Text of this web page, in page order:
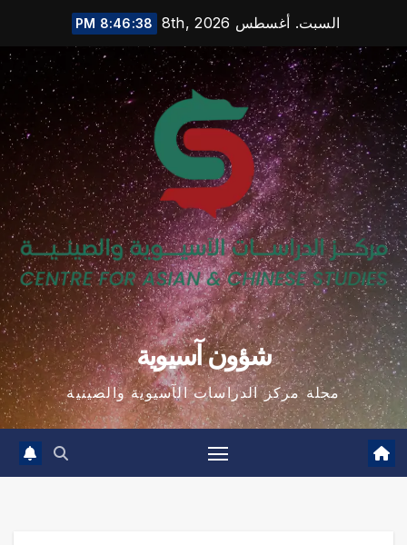
content
السبت. أغسطس 8th, 2026 8:46:39 PM
شؤون آسيوية
مجلة مركز الدراسات الآسيوية والصينية